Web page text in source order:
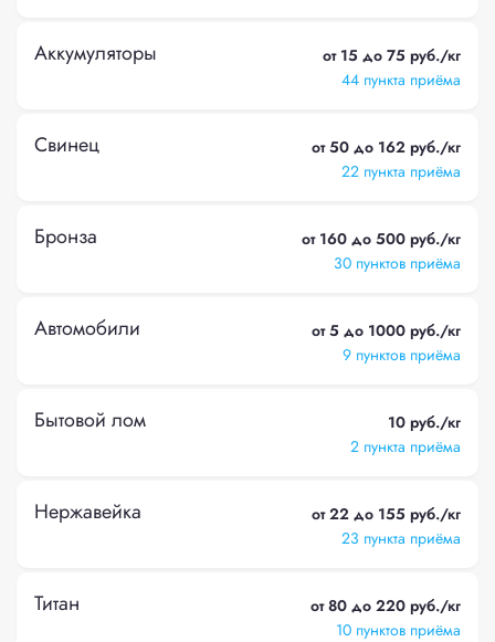
Аккумуляторы
от 15 до 75 руб./кг
44 пункта приёма
Свинец
от 50 до 162 руб./кг
22 пункта приёма
Бронза
от 160 до 500 руб./кг
30 пунктов приёма
Автомобили
от 5 до 1000 руб./кг
9 пунктов приёма
Бытовой лом
10 руб./кг
2 пункта приёма
Нержавейка
от 22 до 155 руб./кг
23 пункта приёма
Титан
от 80 до 220 руб./кг
10 пунктов приёма